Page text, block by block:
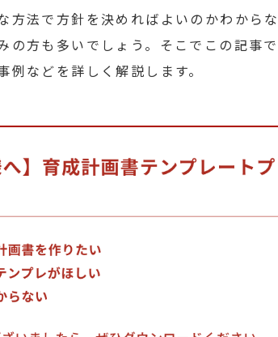
方法で方針を決めればよいのかわから
の方も多いでしょう。そこでこの記事
などを詳しく解説します。